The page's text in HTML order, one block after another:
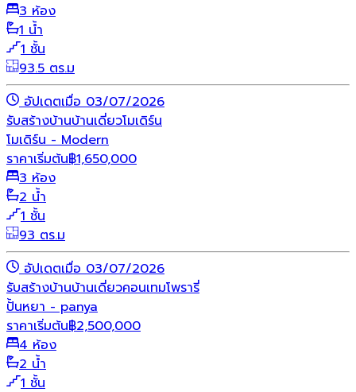
3 ห้อง
1 น้ำ
1 ชั้น
93.5 ตร.ม
อัปเดตเมื่อ 03/07/2026
รับสร้างบ้านบ้านเดี่ยวโมเดิร์น
โมเดิร์น - Modern
ราคาเริ่มต้น฿1,650,000
3 ห้อง
2 น้ำ
1 ชั้น
93 ตร.ม
อัปเดตเมื่อ 03/07/2026
รับสร้างบ้านบ้านเดี่ยวคอนเทมโพรารี่
ปั้นหยา - panya
ราคาเริ่มต้น฿2,500,000
4 ห้อง
2 น้ำ
1 ชั้น